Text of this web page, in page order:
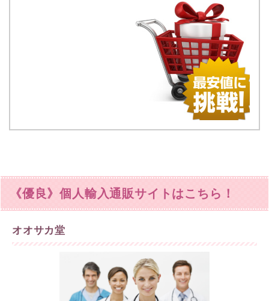
《優良》個人輸入通販サイトはこちら！
オオサカ堂